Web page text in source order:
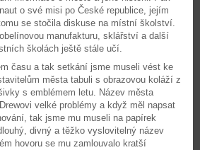
o své misi po České republice, jejím
se stočila diskuse na místní školství.
manufakturu, sklářství a další
školách ještě stále učí.
času a tak setkání jsme museli vést ke
města tabuli s obrazovou koláží z
s emblémem letu. Název města
velké problémy a když měl napsat
tak jsme mu museli na papírek
divný a těžko vyslovitelný název
hovoru se mu zamlouvalo kratší